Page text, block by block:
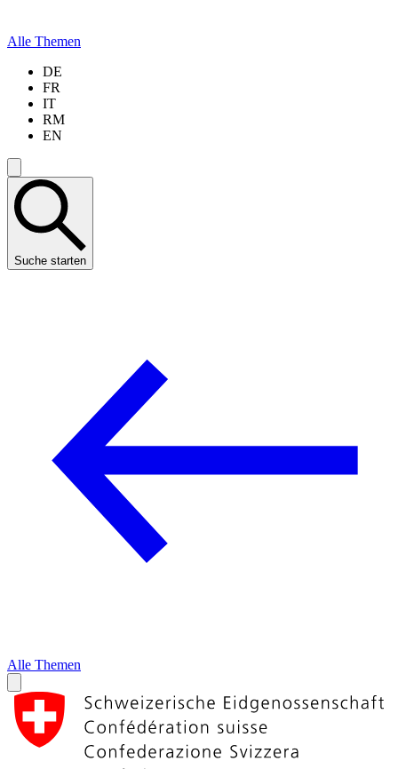
Alle Themen
DE
FR
IT
RM
EN
Suche starten
Alle Themen